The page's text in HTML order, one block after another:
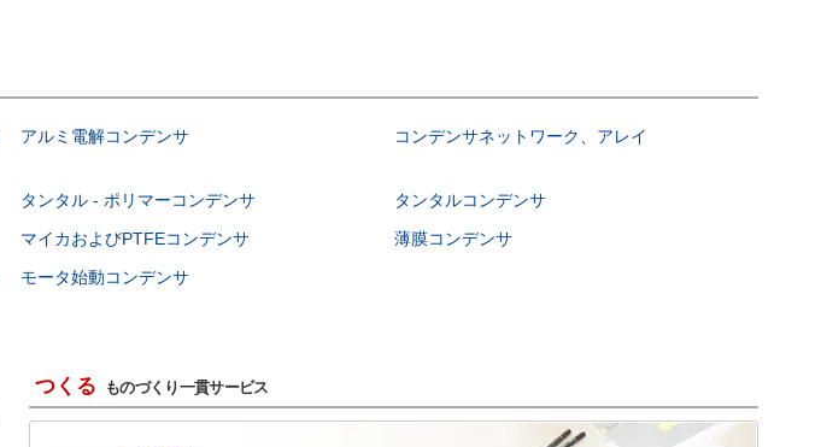
アルミ電解コンデンサ コンデンサネットワーク、アレイ
タンタル - ポリマーコンデンサ
タンタルコンデンサ
マイカおよびPTFEコンデンサ
薄膜コンデンサ
モータ始動コンデンサ
つくる ものづくり一貫サービス